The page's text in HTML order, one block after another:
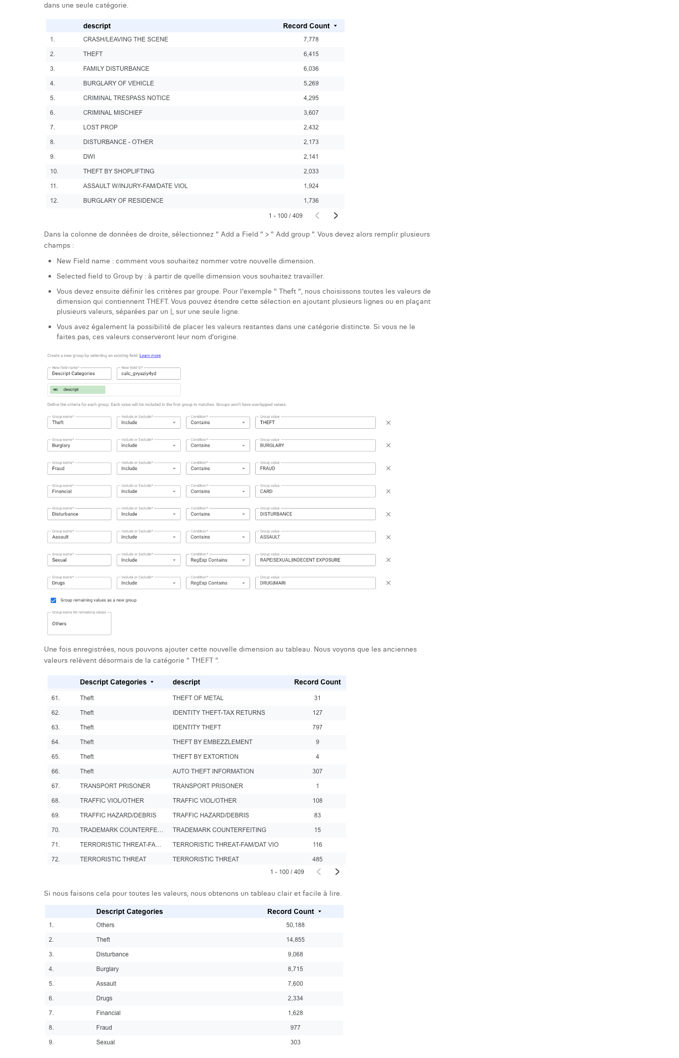
dans une seule catégorie.
Dans la colonne de données de droite, sélectionnez " Add a Field " > " Add group ". Vous devez alors remplir plusieurs
champs :
New Field name : comment vous souhaitez nommer votre nouvelle dimension.
Selected field to Group by : à partir de quelle dimension vous souhaitez travailler.
Vous devez ensuite définir les critères par groupe. Pour l'exemple " Theft ", nous choisissons toutes les valeurs de
dimension qui contiennent THEFT. Vous pouvez étendre cette sélection en ajoutant plusieurs lignes ou en plaçant
plusieurs valeurs, séparées par un |, sur une seule ligne.
Vous avez également la possibilité de placer les valeurs restantes dans une catégorie distincte. Si vous ne le
faites pas, ces valeurs conserveront leur nom d'origine.
Une fois enregistrées, nous pouvons ajouter cette nouvelle dimension au tableau. Nous voyons que les anciennes
valeurs relèvent désormais de la catégorie " THEFT ".
Si nous faisons cela pour toutes les valeurs, nous obtenons un tableau clair et facile à lire.